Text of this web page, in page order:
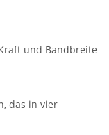
und Bandbreite
das in vier